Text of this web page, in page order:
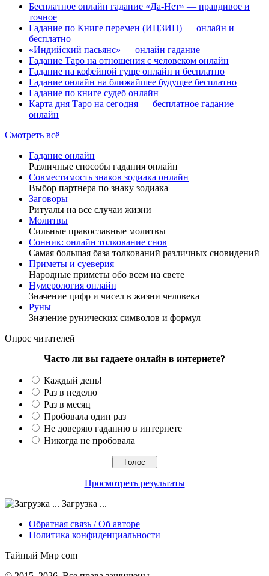
Бесплатное онлайн гадание «Да-Нет» — правдивое и
точное
Гадание по Книге перемен (ИЦЗИН) — онлайн и
бесплатно
«Индийский пасьянс» — онлайн гадание
Гадание Таро на отношения с человеком онлайн
Гадание на кофейной гуще онлайн и бесплатно
Гадание онлайн на ближайшее будущее бесплатно
Гадание по книге судеб онлайн
Карта дня Таро на сегодня — бесплатное гадание
онлайн
Смотреть всё
Гадание онлайн
Различные способы гадания онлайн
Совместимость знаков зодиака онлайн
Выбор партнера по знаку зодиака
Заговоры
Ритуалы на все случаи жизни
Молитвы
Сильные православные молитвы
Сонник: онлайн толкование снов
Самая большая база толкований различных сновидений
Приметы и суеверия
Народные приметы обо всем на свете
Нумерология онлайн
Значение цифр и чисел в жизни человека
Руны
Значение рунических символов и формул
Опрос читателей
Часто ли вы гадаете онлайн в интернете?
Каждый день!
Раз в неделю
Раз в месяц
Пробовала один раз
Не доверяю гаданию в интернете
Никогда не пробовала
Просмотреть результаты
Загрузка ...
Обратная связь / Об авторе
Политика конфиденциальности
Тайный Мир com